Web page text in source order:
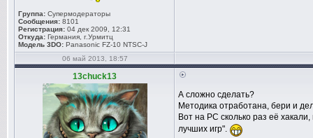
Группа: Супермодераторы
Сообщения: 8101
Регистрация: 04 дек 2009, 12:31
Откуда: Германия, г.Урмитц
Модель 3DO: Panasonic FZ-10 NTSC-J
06 май 2013, 18:57
13chuck13
А сложно сделать?
Методика отработана, бери и
Вот на PC сколько раз её
лучших игр".